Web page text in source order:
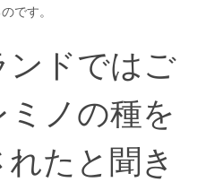
です。
ンドではご
ミノの種を
たと聞き